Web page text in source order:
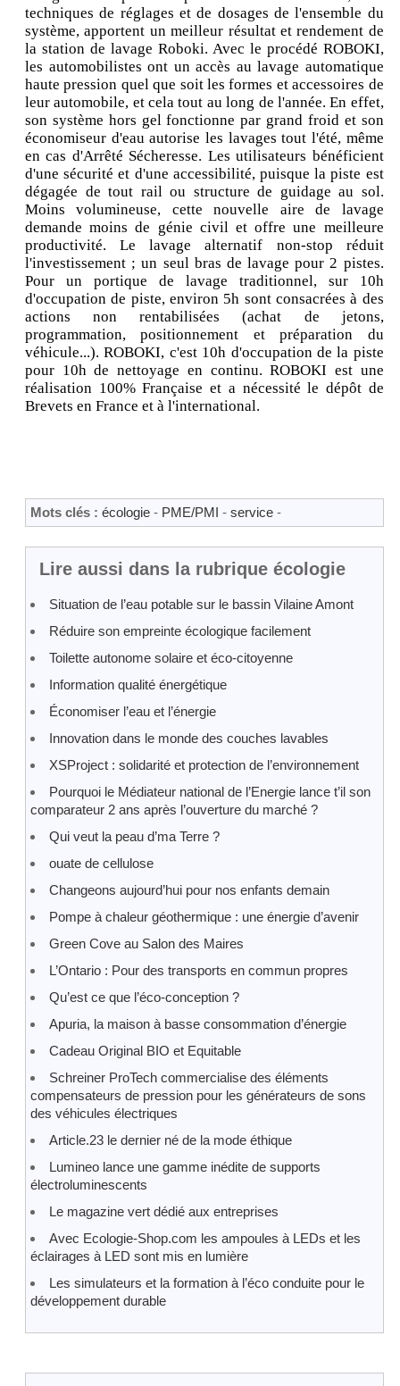
techniques de réglages et de dosages de l'ensemble du
système, apportent un meilleur résultat et rendement de
la station de lavage Roboki. Avec le procédé ROBOKI,
les automobilistes ont un accès au lavage automatique
haute pression quel que soit les formes et accessoires de
leur automobile, et cela tout au long de l'année. En effet,
son système hors gel fonctionne par grand froid et son
économiseur d'eau autorise les lavages tout l'été, même
en cas d'Arrêté Sécheresse. Les utilisateurs bénéficient
d'une sécurité et d'une accessibilité, puisque la piste est
dégagée de tout rail ou structure de guidage au sol.
Moins volumineuse, cette nouvelle aire de lavage
demande moins de génie civil et offre une meilleure
productivité. Le lavage alternatif non-stop réduit
l'investissement ; un seul bras de lavage pour 2 pistes.
Pour un portique de lavage traditionnel, sur 10h
d'occupation de piste, environ 5h sont consacrées à des
actions non rentabilisées (achat de jetons,
programmation, positionnement et préparation du
véhicule...). ROBOKI, c'est 10h d'occupation de la piste
pour 10h de nettoyage en continu. ROBOKI est une
réalisation 100% Française et a nécessité le dépôt de
Brevets en France et à l'international.
Mots clés : écologie - PME/PMI - service -
Lire aussi dans la rubrique écologie
Situation de l’eau potable sur le bassin Vilaine Amont
Réduire son empreinte écologique facilement
Toilette autonome solaire et éco-citoyenne
Information qualité énergétique
Économiser l’eau et l’énergie
Innovation dans le monde des couches lavables
XSProject : solidarité et protection de l’environnement
Pourquoi le Médiateur national de l’Energie lance t’il son
comparateur 2 ans après l’ouverture du marché ?
Qui veut la peau d’ma Terre ?
ouate de cellulose
Changeons aujourd’hui pour nos enfants demain
Pompe à chaleur géothermique : une énergie d’avenir
Green Cove au Salon des Maires
L’Ontario : Pour des transports en commun propres
Qu’est ce que l’éco-conception ?
Apuria, la maison à basse consommation d’énergie
Cadeau Original BIO et Equitable
Schreiner ProTech commercialise des éléments
compensateurs de pression pour les générateurs de sons
des véhicules électriques
Article.23 le dernier né de la mode éthique
Lumineo lance une gamme inédite de supports
électroluminescents
Le magazine vert dédié aux entreprises
Avec Ecologie-Shop.com les ampoules à LEDs et les
éclairages à LED sont mis en lumière
Les simulateurs et la formation à l’éco conduite pour le
développement durable